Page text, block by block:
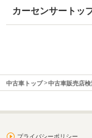
カーセンサートッ
中古車トップ 中古車販売店検
プライバシーポリシー